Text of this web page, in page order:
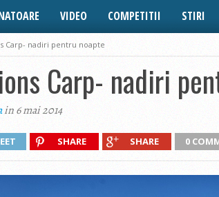
VIDEO COMPETITII STIRI
Carp- nadiri pentru noapte
Carp- nadiri
in 6 mai 2014
SHARE SHARE 0